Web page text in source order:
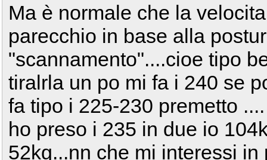
Ma è normale che la
parecchio in base alla
"scannamento"....cioe tipo
tiralrla un po mi fa i 240 se
fa tipo i 225-230 premetto
ho preso i 235 in due io
52kg...nn che mi interessi